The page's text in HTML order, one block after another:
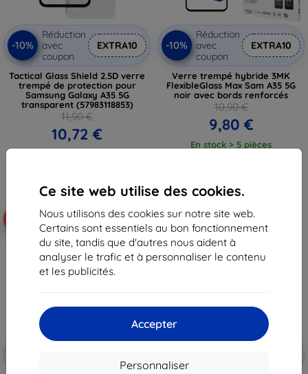
Ce site web utilise des cookies.
Nous utilisons des cookies sur notre site web.
Certains sont essentiels au bon fonctionnement
du site, tandis que d'autres nous aident à
analyser le trafic et à personnaliser le contenu
et les publicités.
Accepter
Personnaliser
-10%
Réduction
avec
coupon
EXTRA10
Tactical Glass Shield 2.5D verre
trempé de protection pour
Samsung Galaxy A35 5G
transparent (57983118853)
11,90 €
10,72 €
-10%
Réduction
avec
coupon
EXTRA10
Verre trempé hybride 3MK
FlexibleGlass Max Sam A35 5G
noir avec bords renforcés
10,90 €
9,80 €
En stock > 5 pièces
Réduction
-24%
Réduction